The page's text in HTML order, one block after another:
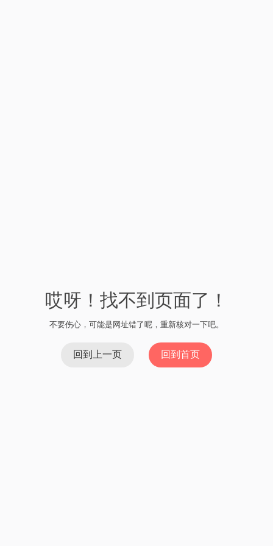
哎呀！找不到页面了！
不要伤心，可能是网址错了呢，重新核对一下吧。
回到上一页 回到首页